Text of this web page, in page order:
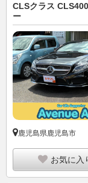
CLSクラス
ー
鹿児島県鹿児島市
お気に入